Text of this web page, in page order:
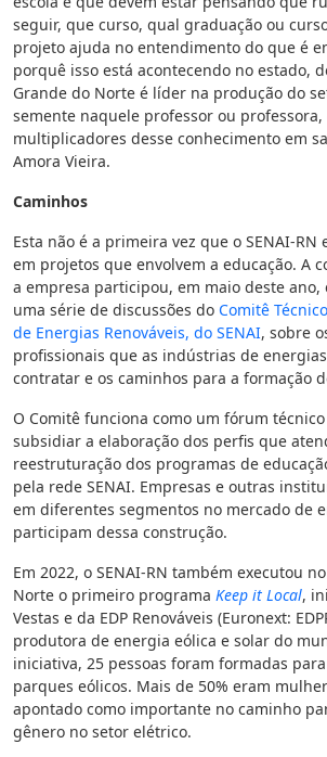
seguir, que curso, qual graduação ou
projeto ajuda no entendimento do que é
porquê isso está acontecendo no estado,
Grande do Norte é líder na produção do
semente naquele professor ou professora,
multiplicadores desse conhecimento em
Amora Vieira.
Caminhos
Esta não é a primeira vez que o SENAI-RN
em projetos que envolvem a educação. A
a empresa participou, em maio deste ano,
uma série de discussões do Comitê
de Energias Renováveis, do SENAI, sobre
profissionais que as indústrias de
contratar e os caminhos para a formação
O Comitê funciona como um fórum
subsidiar a elaboração dos perfis que
reestruturação dos programas de
pela rede SENAI. Empresas e outras
em diferentes segmentos no mercado de
participam dessa construção.
Em 2022, o SENAI-RN também executou
Norte o primeiro programa Keep it Local,
Vestas e da EDP Renováveis (Euronext:
produtora de energia eólica e solar do
iniciativa, 25 pessoas foram formadas
parques eólicos. Mais de 50% eram
apontado como importante no caminho
gênero no setor elétrico.